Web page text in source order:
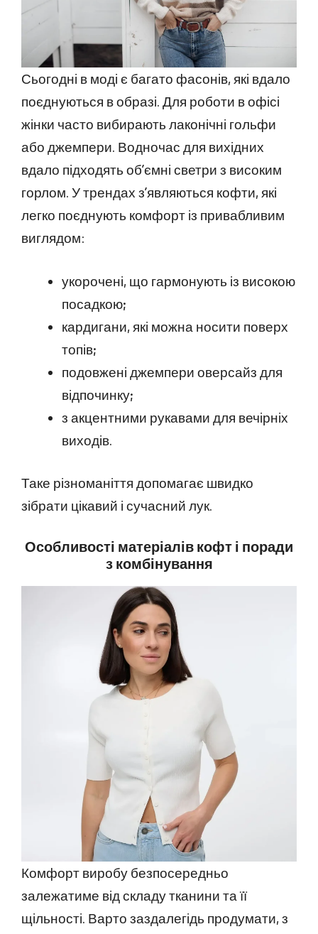
Сьогодні в моді є багато фасонів, які вдало
поєднуються в образі. Для роботи в офісі
жінки часто вибирають лаконічні гольфи
або джемпери. Водночас для вихідних
вдало підходять об’ємні светри з високим
горлом. У трендах з’являються кофти, які
легко поєднують комфорт із привабливим
виглядом:
укорочені, що гармонують із високою
посадкою;
кардигани, які можна носити поверх
топів;
подовжені джемпери оверсайз для
відпочинку;
з акцентними рукавами для вечірніх
виходів.
Таке різноманіття допомагає швидко
зібрати цікавий і сучасний лук.
Особливості матеріалів кофт і поради
з комбінування
Комфорт виробу безпосередньо
залежатиме від складу тканини та її
щільності. Варто заздалегідь продумати, з